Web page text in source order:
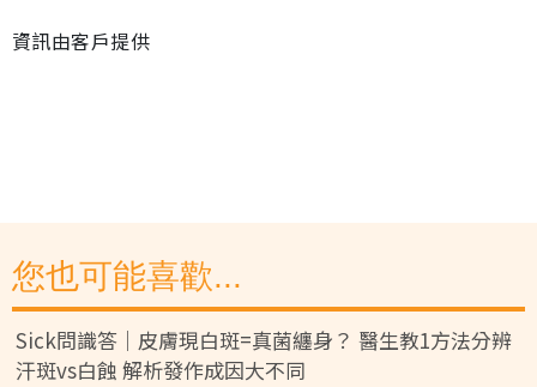
資訊由客戶提供
您也可能喜歡...
Sick問識答｜皮膚現白斑=真菌纏身？ 醫生教1方法分辨
汗斑vs白蝕 解析發作成因大不同